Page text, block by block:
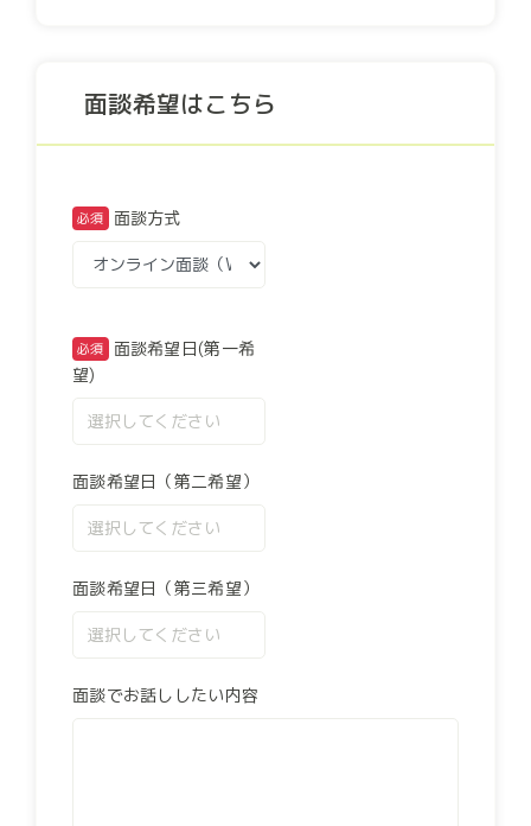
面談希望はこちら
面談方式
面談希望日(第一希
望)
面談希望日（第二希望）
面談希望日（第三希望）
面談でお話ししたい内容